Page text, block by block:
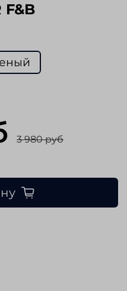
F&B
3 980 руб